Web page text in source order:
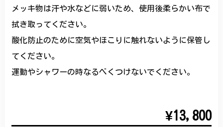
メッキ物は汗や水などに弱いため、使用後柔らかい布で
拭き取ってください。
酸化防止のために空気やほこりに触れないように保管し
てください。
運動やシャワーの時なるべくつけないでください。
¥13,800